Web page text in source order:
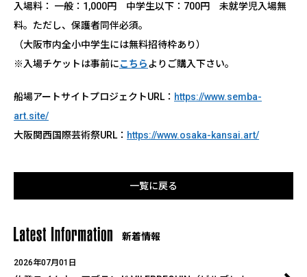
入場料： 一般：1,000円 中学生以下：700円 未就学児入場無
料。ただし、保護者同伴必須。
（大阪市内全小中学生には無料招待枠あり）
※入場チケットは事前にこちらよりご購入下さい。
船場アートサイトプロジェクトURL： https://www.semba-
art.site/
大阪関西国際芸術祭URL： https://www.osaka-kansai.art/
一覧に戻る
新着情報
2026年07月01日